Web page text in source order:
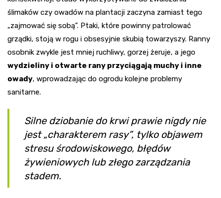
ślimaków czy owadów na plantacji zaczyna zamiast tego
„zajmować się sobą”. Ptaki, które powinny patrolować
grządki, stoją w rogu i obsesyjnie skubią towarzyszy. Ranny
osobnik zwykle jest mniej ruchliwy, gorzej żeruje, a jego
wydzieliny i otwarte rany przyciągają muchy i inne
owady, wprowadzając do ogrodu kolejne problemy
sanitarne.
Silne dziobanie do krwi prawie nigdy nie
jest „charakterem rasy”, tylko objawem
stresu środowiskowego, błędów
żywieniowych lub złego zarządzania
stadem.